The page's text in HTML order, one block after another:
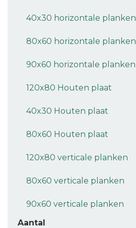
40x30 horizontale planken
80x60 horizontale planken
90x60 horizontale planken
120x80 Houten plaat
40x30 Houten plaat
80x60 Houten plaat
120x80 verticale planken
80x60 verticale planken
90x60 verticale planken
Aantal